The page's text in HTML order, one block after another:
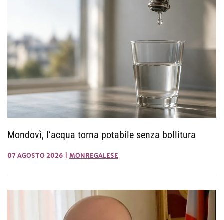
Mondovì, l’acqua torna potabile senza bollitura
07 AGOSTO 2026 MONREGALESE